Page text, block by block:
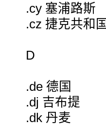
.cy 塞浦路斯
.cz 捷克共和国
D
.de 德国
.dj 吉布提
.dk 丹麦